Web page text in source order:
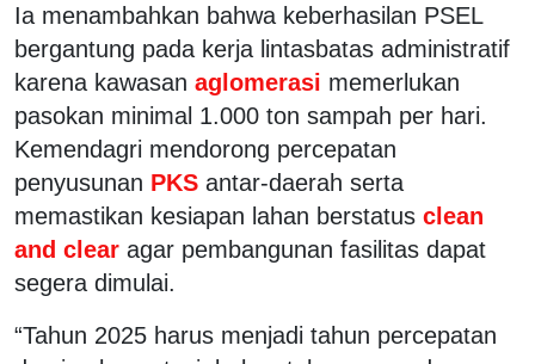
Ia menambahkan bahwa keberhasilan PSEL
bergantung pada kerja lintasbatas administratif
karena kawasan aglomerasi memerlukan
pasokan minimal 1.000 ton sampah per hari.
Kemendagri mendorong percepatan
penyusunan PKS antar-daerah serta
memastikan kesiapan lahan berstatus clean
and clear agar pembangunan fasilitas dapat
segera dimulai.
“Tahun 2025 harus menjadi tahun percepatan